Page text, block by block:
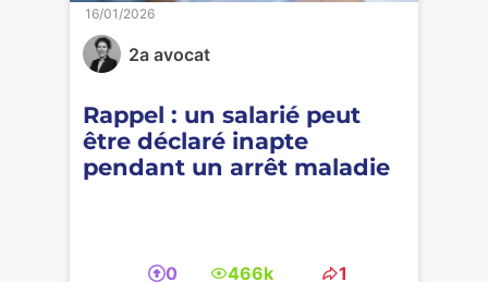
2a avocat
Rappel : un salarié peut
être déclaré inapte
pendant un arrêt maladie
16/01/2026
0 466k 1